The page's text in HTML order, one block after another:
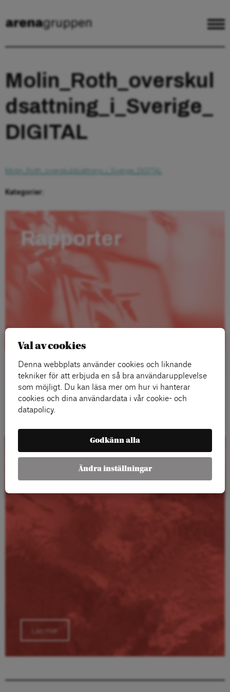
Molin_Roth_overskul
dsattning_i_Sverige_
DIGITAL
Molin_Roth_overskuldsattning_i_Sverige_DIGITAL
Kategorier:
Rapporter
Läs mer
Kalender
Läs mer
Val av cookies
Denna webbplats använder cookies och liknande
tekniker för att erbjuda en så bra användarupplevelse
som möjligt. Du kan läsa mer om hur vi hanterar
cookies och dina användardata i vår cookie- och
datapolicy.
Godkänn alla
Ändra inställningar